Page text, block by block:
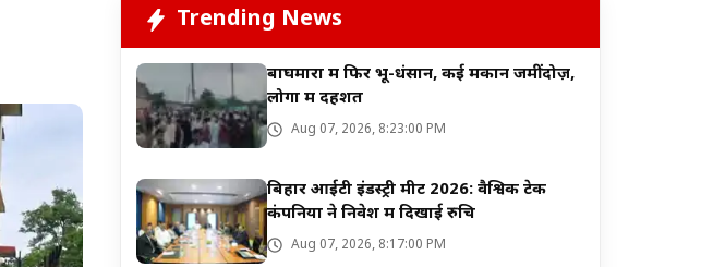
Trending News
बाघमारा में फिर भू-धंसान, कई मकान जमींदोज़,
लोगों में दहशत
Aug 07, 2026, 8:23:00 PM
बिहार आईटी इंडस्ट्री मीट 2026: वैश्विक टेक
कंपनियों ने निवेश में दिखाई रुचि
Aug 07, 2026, 8:17:00 PM